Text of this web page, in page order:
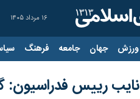
۱۶ مرداد ۱۴۰۵
ورزش جهان جامعه فرهنگ
نایب رییس فدراسیون: